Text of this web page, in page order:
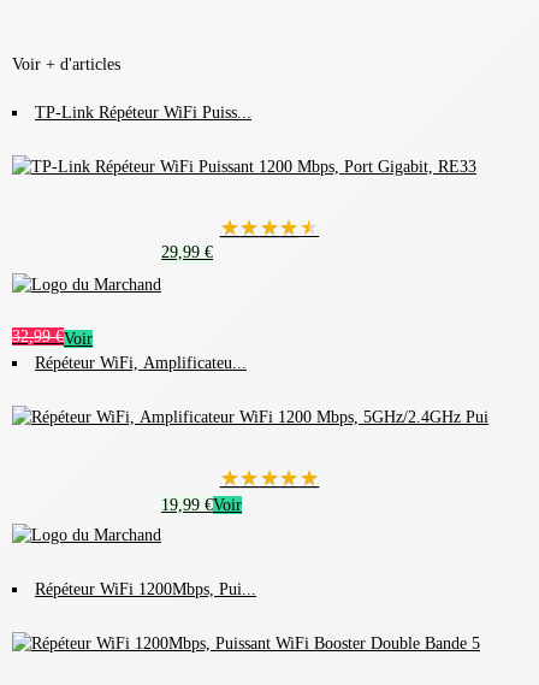
Voir + d'articles
TP-Link Répéteur WiFi Puiss...
★★★★★
29,99 €
32,99 €Voir
Répéteur WiFi, Amplificateu...
★★★★★
19,99 €Voir
Répéteur WiFi 1200Mbps, Pui...